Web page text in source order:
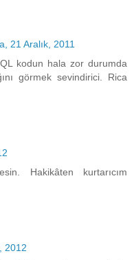
21 Aralık, 2011
kodun hala zor durumda
görmek sevindirici. Rica
Hakikâten kurtarıcım
2012